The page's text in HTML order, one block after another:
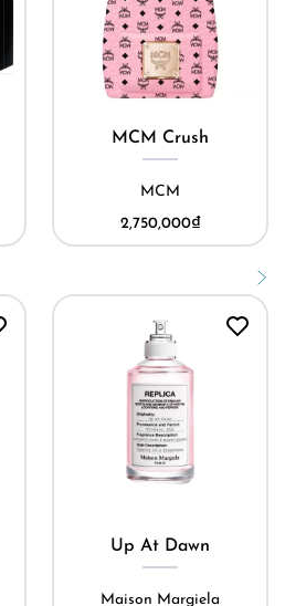
MCM Crush
₫
Up At Dawn
Maison Margiela